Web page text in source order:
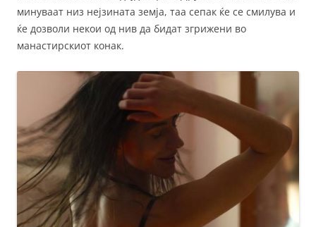
минуваат низ нејзината земја, таа сепак ќе се смилува и
ќе дозволи некои од нив да бидат згрижени во
манастирскиот конак.